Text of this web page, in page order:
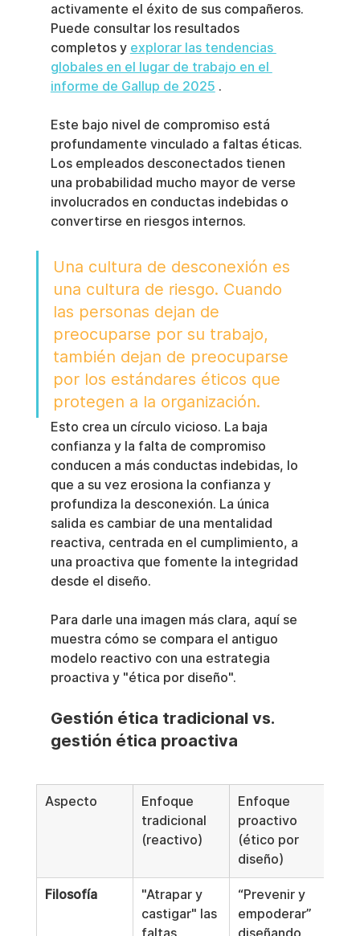
activamente el éxito de sus compañeros.
Puede consultar los resultados
completos y explorar las tendencias
globales en el lugar de trabajo en el
informe de Gallup de 2025 .
Este bajo nivel de compromiso está
profundamente vinculado a faltas éticas.
Los empleados desconectados tienen
una probabilidad mucho mayor de verse
involucrados en conductas indebidas o
convertirse en riesgos internos.
Una cultura de desconexión es
una cultura de riesgo. Cuando
las personas dejan de
preocuparse por su trabajo,
también dejan de preocuparse
por los estándares éticos que
protegen a la organización.
Esto crea un círculo vicioso. La baja
confianza y la falta de compromiso
conducen a más conductas indebidas, lo
que a su vez erosiona la confianza y
profundiza la desconexión. La única
salida es cambiar de una mentalidad
reactiva, centrada en el cumplimiento, a
una proactiva que fomente la integridad
desde el diseño.
Para darle una imagen más clara, aquí se
muestra cómo se compara el antiguo
modelo reactivo con una estrategia
proactiva y "ética por diseño".
Gestión ética tradicional vs.
gestión ética proactiva
Aspecto
Enfoque
tradicional
(reactivo)
Enfoque
proactivo
(ético por
diseño)
Filosofía
"Atrapar y
castigar" las
“Prevenir y
empoderar”